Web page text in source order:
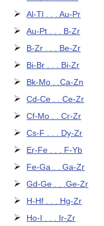
Al-Tl . . . Au-Pr
Au-Pt . . . B-Zr
B-Zr . . . Be-Zr
Bi-Br . . . Bi-Zr
Bk-Mo . .Ca-Zn
Cd-Ce . . Ce-Zr
Cf-Mo . . Cr-Zr
Cs-F . . . Dy-Zr
Er-Fe . . . F-Yb
Fe-Ga . . Ga-Zr
Gd-Ge . . .Ge-Zr
H-Hf . . . Hg-Zr
Ho-I . . . Ir-Zr